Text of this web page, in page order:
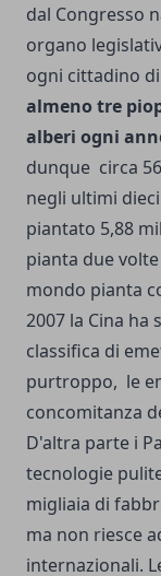
dal Congresso
organo
ogni cittadino
almeno tre
alberi ogni
dunque circa
negli ultimi
piantato 5,88
pianta due
mondo pianta
2007 la Cina ha
classifica di
purtroppo, le
concomitanza
D'altra parte i
tecnologie
migliaia di
ma non riesce
internazionali.